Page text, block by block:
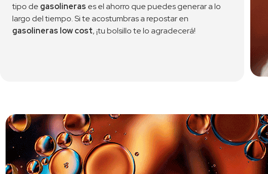
tipo de gasolineras es el ahorro que puedes generar a lo
largo del tiempo. Si te acostumbras a repostar en
gasolineras low cost, ¡tu bolsillo te lo agradecerá!